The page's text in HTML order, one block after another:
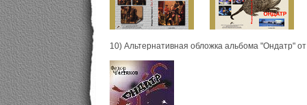
10) Альтернативная обложка альбома "Ондатр"